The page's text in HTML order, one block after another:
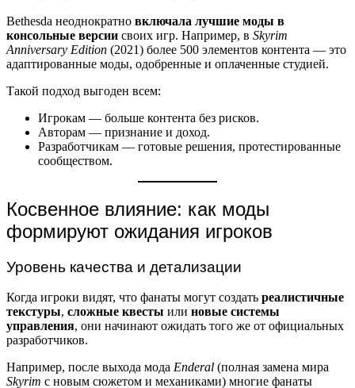
Bethesda неоднократно включала лучшие моды в
консольные версии своих игр. Например, в Skyrim
Anniversary Edition (2021) более 500 элементов контента — это
адаптированные моды, одобренные и оплаченные студией.
Такой подход выгоден всем:
Игрокам — больше контента без рисков.
Авторам — признание и доход.
Разработчикам — готовые решения, протестированные
сообществом.
Косвенное влияние: как моды
формируют ожидания игроков
Уровень качества и детализации
Когда игроки видят, что фанаты могут создать реалистичные
текстуры, сложные квесты или новые системы
управления, они начинают ожидать того же от официальных
разработчиков.
Например, после выхода мода Enderal (полная замена мира
Skyrim с новым сюжетом и механиками) многие фанаты